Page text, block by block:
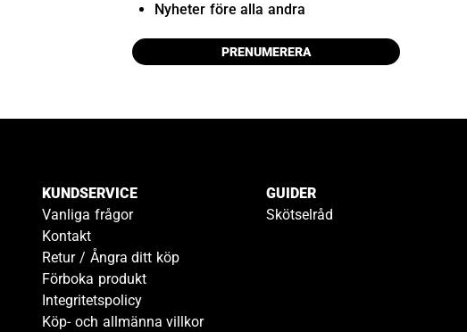
Nyheter före alla andra
PRENUMERERA
KUNDSERVICE
Vanliga frågor
Kontakt
Retur / Ångra ditt köp
Förboka produkt
Integritetspolicy
Köp- och allmänna villkor
GUIDER
Skötselråd